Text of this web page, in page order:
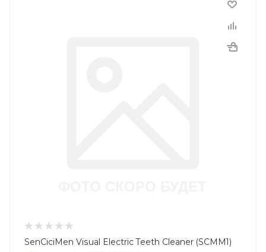
SenCiciMen Visual Electric Teeth Cleaner (SCMM1)